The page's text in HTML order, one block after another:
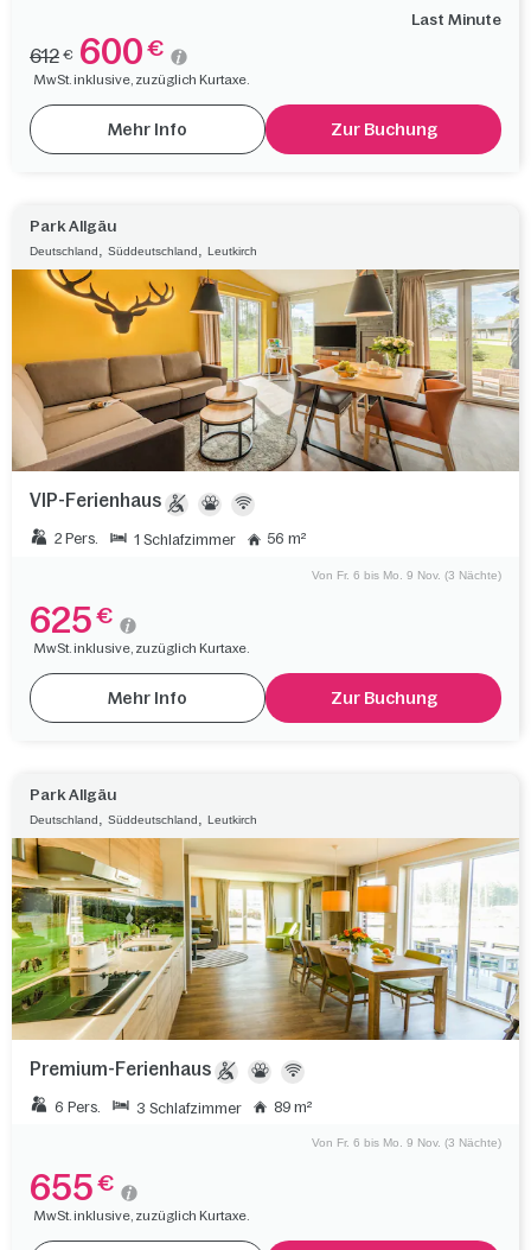
Last Minute
612 € 600 €
MwSt. inklusive, zuzüglich Kurtaxe.
Mehr Info Zur Buchung
Park Allgäu
Deutschland , Süddeutschland , Leutkirch
VIP-Ferienhaus
2 Pers. 1 Schlafzimmer 56 m²
Von Fr. 6 bis Mo. 9 Nov. (3 Nächte)
625 €
MwSt. inklusive, zuzüglich Kurtaxe.
Mehr Info Zur Buchung
Park Allgäu
Deutschland Süddeutschland Leutkirch
Premium-Ferienhaus
6 Pers. 3 Schlafzimmer 89 m²
Von Fr. 6 bis Mo. 9 Nov. (3 Nächte)
655 €
MwSt. inklusive, zuzüglich Kurtaxe.